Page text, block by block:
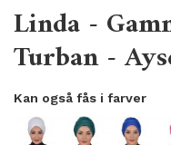
Linda -
Turban -
Kan også fås i farver